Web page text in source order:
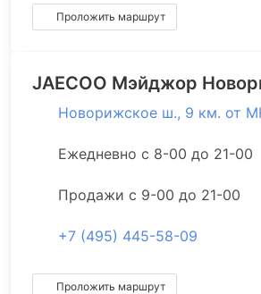
Проложить маршрут
JAECOO Мэйджор
Новорижское ш., 9 км. от
Ежедневно с 8-00 до 21-00
Продажи с 9-00 до 21-00
+7 (495) 445-58-09
Проложить маршрут